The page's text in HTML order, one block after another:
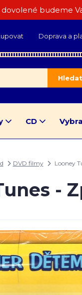
budeme
Doprava a
Hledat
CD
DVD filmy Looney
-